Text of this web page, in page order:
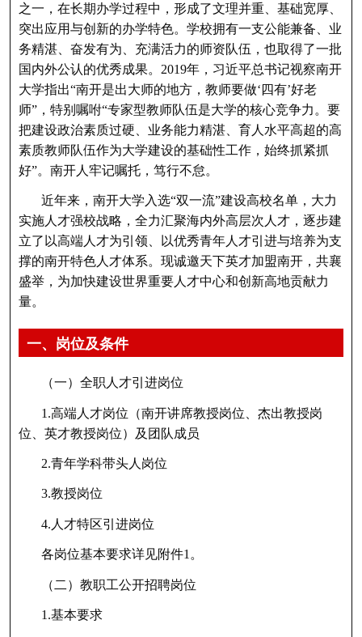
之一，在长期办学过程中，形成了文理并重、基础宽厚、
突出应用与创新的办学特色。学校拥有一支公能兼备、业
务精湛、奋发有为、充满活力的师资队伍，也取得了一批
国内外公认的优秀成果。2019年，习近平总书记视察南开
大学指出“南开是出大师的地方，教师要做‘四有’好老
师”，特别嘱咐“专家型教师队伍是大学的核心竞争力。要
把建设政治素质过硬、业务能力精湛、育人水平高超的高
素质教师队伍作为大学建设的基础性工作，始终抓紧抓
好”。南开人牢记嘱托，笃行不怠。
近年来，南开大学入选“双一流”建设高校名单，大力
实施人才强校战略，全力汇聚海内外高层次人才，逐步建
立了以高端人才为引领、以优秀青年人才引进与培养为支
撑的南开特色人才体系。现诚邀天下英才加盟南开，共襄
盛举，为加快建设世界重要人才中心和创新高地贡献力
量。
一、岗位及条件
（一）全职人才引进岗位
1.高端人才岗位（南开讲席教授岗位、杰出教授岗
位、英才教授岗位）及团队成员
2.青年学科带头人岗位
3.教授岗位
4.人才特区引进岗位
各岗位基本要求详见附件1。
（二）教职工公开招聘岗位
1.基本要求